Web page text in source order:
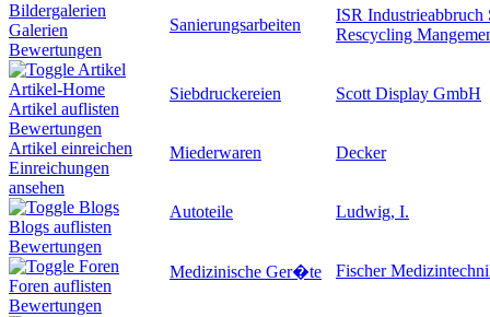
Bildergalerien
Galerien
Bewertungen
Artikel
Artikel-Home
Artikel auflisten
Bewertungen
Artikel einreichen
Einreichungen
ansehen
Blogs
Blogs auflisten
Bewertungen
Foren
Foren auflisten
Bewertungen
Sanierungsarbeiten
ISR Industrieabbruch
Rescycling
Siebdruckereien Scott Display GmbH
Miederwaren Decker
Autoteile Ludwig, I.
Medizinische Ger�te Fischer